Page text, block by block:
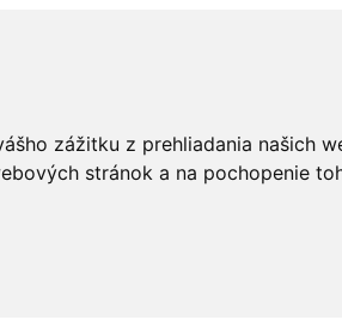
zážitku z prehliadania našich
stránok a na pochopenie